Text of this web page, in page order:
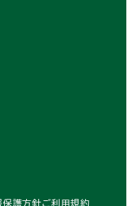
護方針ご利用規約